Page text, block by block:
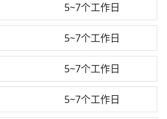
5~7个工作日
5~7个工作日
5~7个工作日
5~7个工作日